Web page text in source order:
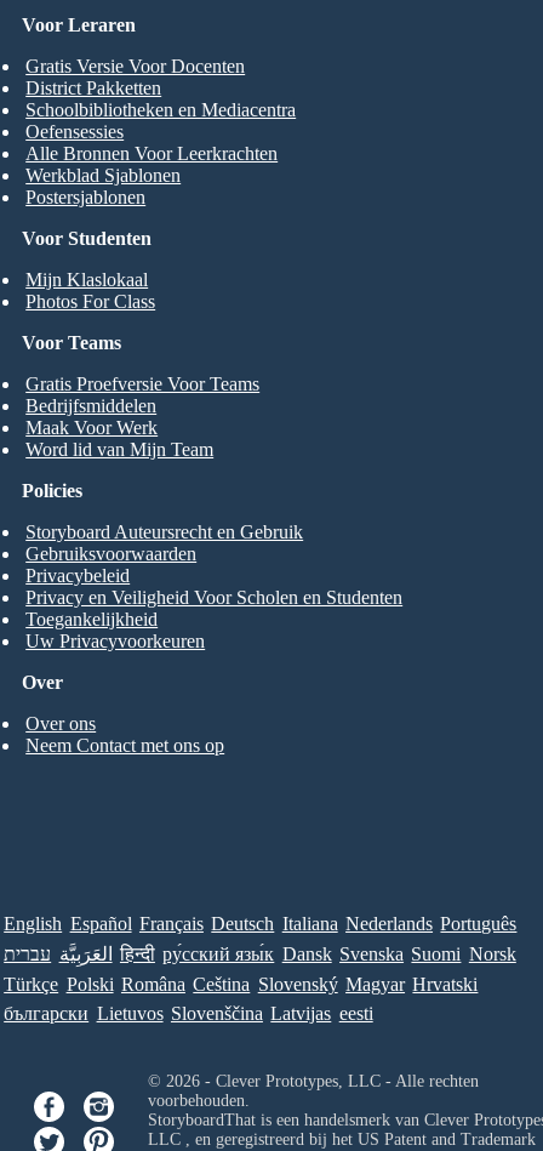
Voor Studenten
Mijn Klaslokaal
Photos For Class
Voor Leraren
Gratis Versie Voor Docenten
District Pakketten
Schoolbibliotheken en Mediacentra
Oefensessies
Alle Bronnen Voor Leerkrachten
Werkblad Sjablonen
Postersjablonen
Voor Teams
Gratis Proefversie Voor Teams
Bedrijfsmiddelen
Maak Voor Werk
Word lid van Mijn Team
Over
Over ons
Neem Contact met ons op
Policies
Storyboard Auteursrecht en Gebruik
Gebruiksvoorwaarden
Privacybeleid
Privacy en Veiligheid Voor Scholen en Studenten
Toegankelijkheid
Uw Privacyvoorkeuren
English Español Français Deutsch Italiana Nederlands Português
עברית العَرَبِيَّة हिन्दी ру́сский язы́к Dansk Svenska Suomi Norsk
Türkçe Polski Româna Ceština Slovenský Magyar Hrvatski
български Lietuvos Slovenščina Latvijas eesti
© 2026 - Clever Prototypes, LLC - Alle rechten
voorbehouden.
StoryboardThat is een handelsmerk van Clever
LLC, en geregistreerd bij het US Patent and Trademark